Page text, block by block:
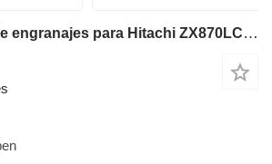
4635645 bomba de engranajes para Hitachi ZX870LCH-3 excavadora